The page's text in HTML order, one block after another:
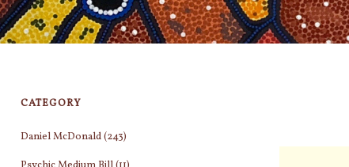
CATEGORY
Daniel McDonald(243)